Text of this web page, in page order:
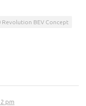
Revolution BEV Concept
pm